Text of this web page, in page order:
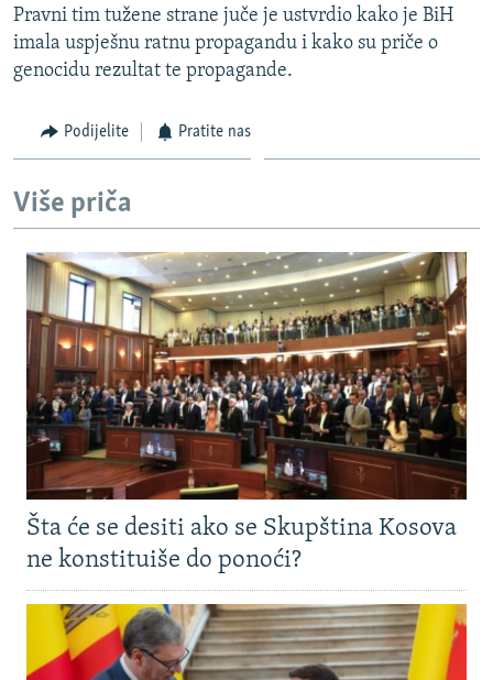
ISPRIČAJ MI
DNEVNO@RSE
VIŠE OD NASLOVA
POPLAVE I KLIZIŠTA U BIH 2024.
TV LIBERTY
POST SCRIPTUM
MOJA EVROPA
TRI DECENIJE OD RATA U BIH
SVE KARTE DEJTONA
NASTANAK I RASPAD JUGOSLAVIJE
PRATITE NAS
Sve RFE/RL stranice
Pravni tim tužene strane juče je ustvrdio kako je BiH
imala uspješnu ratnu propagandu i kako su priče o
genocidu rezultat te propagande.
Podijelite Pratite nas
Više priča
Šta će se desiti ako se Skupština Kosova
ne konstituiše do ponoći?